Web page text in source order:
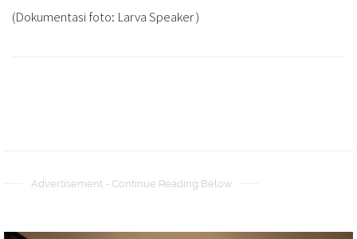
(Dokumentasi foto: Larva Speaker )
Advertisement - Continue Reading Below